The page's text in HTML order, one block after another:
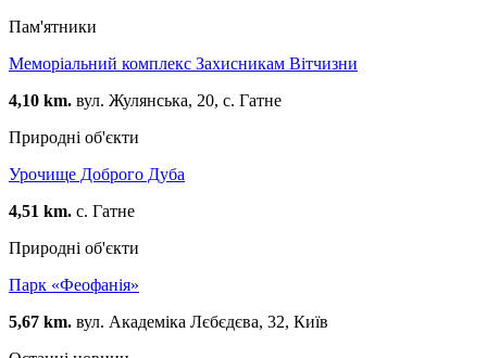
Пам'ятники
Меморіальний комплекс Захисникам Вітчизни
4,10 km. вул. Жулянська, 20, с. Гатне
Природні об'єкти
Урочище Доброго Дуба
4,51 km. с. Гатне
Природні об'єкти
Парк «Феофанія»
5,67 km. вул. Академіка Лєбєдєва, 32, Київ